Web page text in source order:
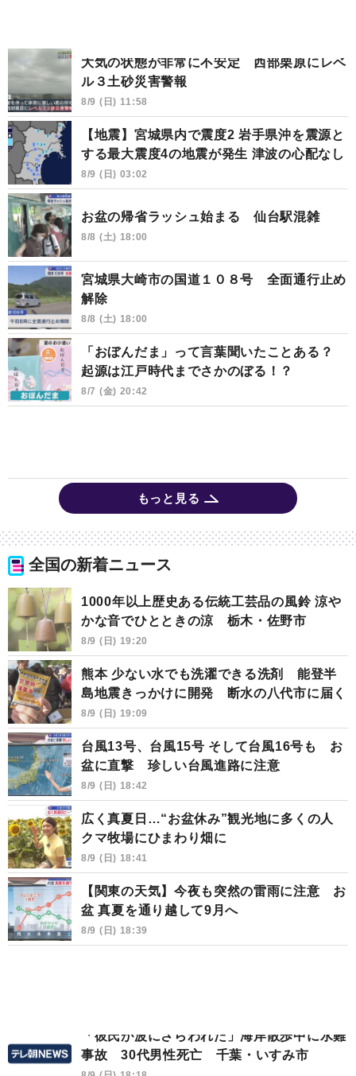
大気の状態が非常に不安定 西部栗原にレベ
ル３土砂災害警報
8/9 (日) 11:58
【地震】宮城県内で震度2 岩手県沖を震源と
する最大震度4の地震が発生 津波の心配なし
8/9 (日) 03:02
お盆の帰省ラッシュ始まる 仙台駅混雑
8/8 (土) 18:00
宮城県大崎市の国道１０８号 全面通行止め
解除
8/8 (土) 18:00
「おぼんだま」って言葉聞いたことある？
起源は江戸時代までさかのぼる！？
8/7 (金) 20:42
もっと見る
全国の新着ニュース
1000年以上歴史ある伝統工芸品の風鈴 涼や
かな音でひとときの涼 栃木・佐野市
8/9 (日) 19:20
熊本 少ない水でも洗濯できる洗剤 能登半
島地震きっかけに開発 断水の八代市に届く
8/9 (日) 19:09
台風13号、台風15号 そして台風16号も お
盆に直撃 珍しい台風進路に注意
8/9 (日) 18:42
広く真夏日…“お盆休み”観光地に多くの人
クマ牧場にひまわり畑に
8/9 (日) 18:41
【関東の天気】今夜も突然の雷雨に注意 お
盆 真夏を通り越して9月へ
8/9 (日) 18:39
「彼氏が波にさらわれた」海岸散歩中に水難
事故 30代男性死亡 千葉・いすみ市